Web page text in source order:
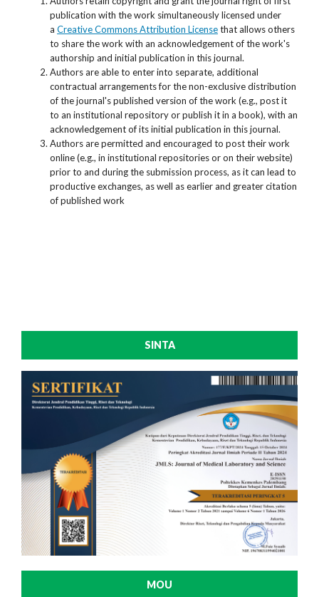
publication with the work simultaneously licensed under
a Creative Commons Attribution Licensethat allows others
to share the work with an acknowledgement of the work's
authorship and initial publication in this journal.
Authors are able to enter into separate, additional
contractual arrangements for the non-exclusive distribution
of the journal's published version of the work (e.g., post it
to an institutional repository or publish it in a book), with an
acknowledgement of its initial publication in this journal.
Authors are permitted and encouraged to post their work
online (e.g., in institutional repositories or on their website)
prior to and during the submission process, as it can lead to
productive exchanges, as well as earlier and greater citation
of published work
SINTA
MOU